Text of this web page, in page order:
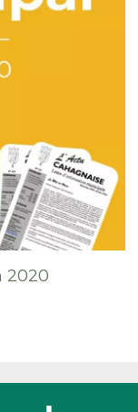
2020